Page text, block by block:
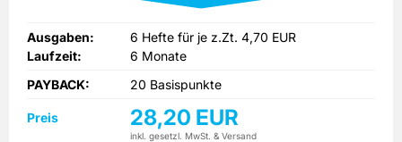
Ausgaben:
6 Hefte für je z.Zt. 4,70 EUR
Laufzeit:
6 Monate
PAYBACK:
20 Basispunkte
Preis 28,20 EUR
inkl. gesetzl. MwSt. & Versand